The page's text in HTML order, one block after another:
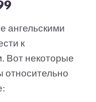
ангельскими
к
Вот некоторые
относительно